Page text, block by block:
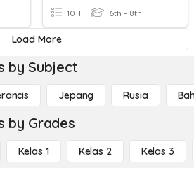
10 T 6th - 8th
Load More
by Subject
Jepang Rusia
by Grades
Kelas 1 Kelas 2 Kelas 3